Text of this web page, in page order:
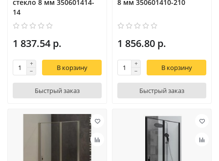
стекло 8 мм 350601414-
14
1 837.54 р.
В корзину
Быстрый заказ
8 мм 350601410-210
1 856.80 р.
В корзину
Быстрый заказ